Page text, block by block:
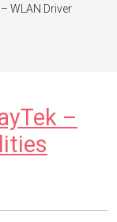
WLAN Driver
–